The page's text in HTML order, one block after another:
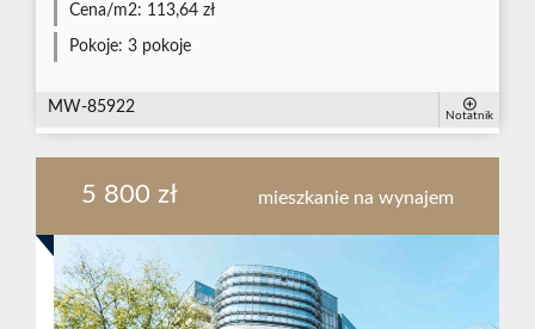
Cena/m2: 113,64 zł
Pokoje: 3 pokoje
MW-85922
Notatnik
5 800 zł mieszkanie na wynajem